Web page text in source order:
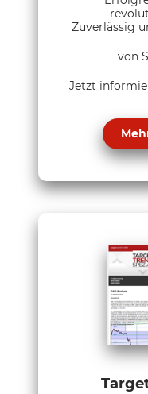
Zuverlässig
von
Jetzt